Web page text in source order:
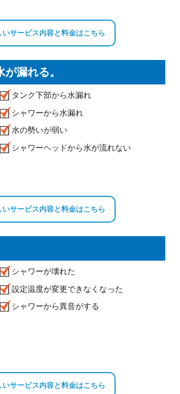
いサービス内容と料金はこちら
漏れる。
タンク下部から水漏れ
シャワーから水漏れ
水の勢いが弱い
シャワーヘッドから水が流れない
いサービス内容と料金はこちら
シャワーが壊れた
設定温度が変更できなくなった
シャワーから異音がする
いサービス内容と料金はこちら